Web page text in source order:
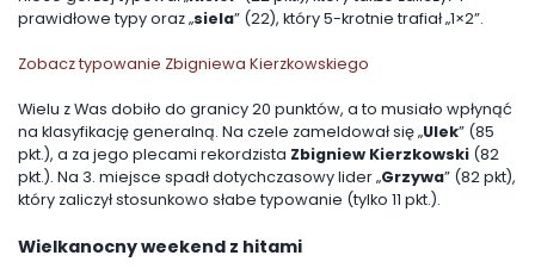
prawidłowe typy oraz „siela” (22), który 5-krotnie trafiał „1×2”.
Zobacz typowanie Zbigniewa Kierzkowskiego
Wielu z Was dobiło do granicy 20 punktów, a to musiało wpłynąć
na klasyfikację generalną. Na czele zameldował się „Ulek” (85
pkt.), a za jego plecami rekordzista Zbigniew Kierzkowski (82
pkt.). Na 3. miejsce spadł dotychczasowy lider „Grzywa” (82 pkt),
który zaliczył stosunkowo słabe typowanie (tylko 11 pkt.).
Wielkanocny weekend z hitami